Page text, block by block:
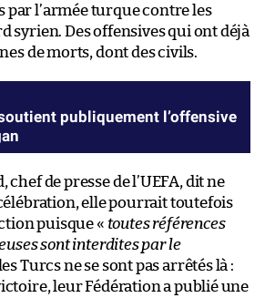
par l’armée turque contre les
syrien. Des offensives qui ont déjà
de morts, dont des civils.
publiquement l’offensive
chef de presse de l’UEFA, dit ne
elle pourrait toutefois
puisque « toutes références
sont interdites par le
Turcs ne se sont pas arrêtés là :
leur Fédération a publié une